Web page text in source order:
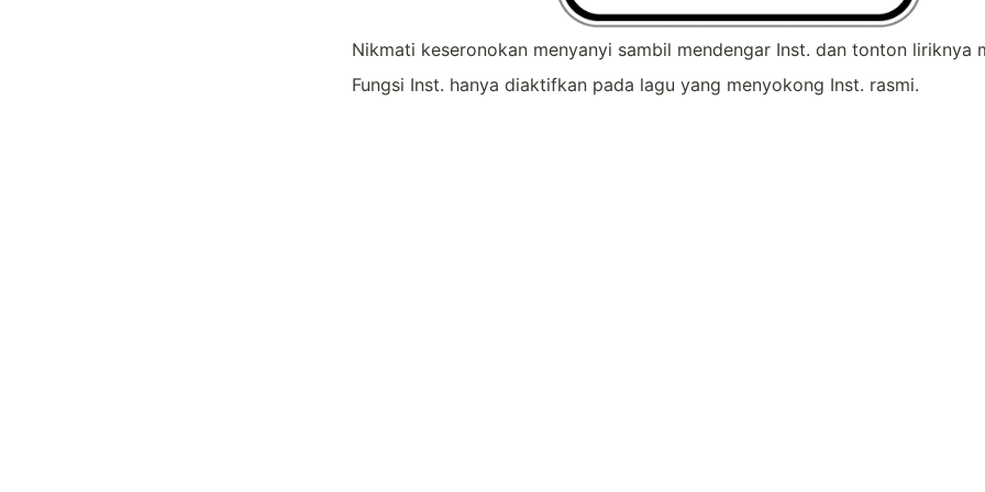
Nikmati keseronokan menyanyi sambil mendengar Inst. dan tonton liriknya
Fungsi Inst. hanya diaktifkan pada lagu yang menyokong Inst. rasmi.